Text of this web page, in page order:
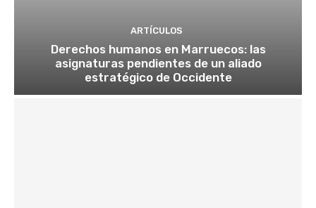
ARTÍCULOS
Derechos humanos en Marruecos: las
asignaturas pendientes de un aliado
estratégico de Occidente